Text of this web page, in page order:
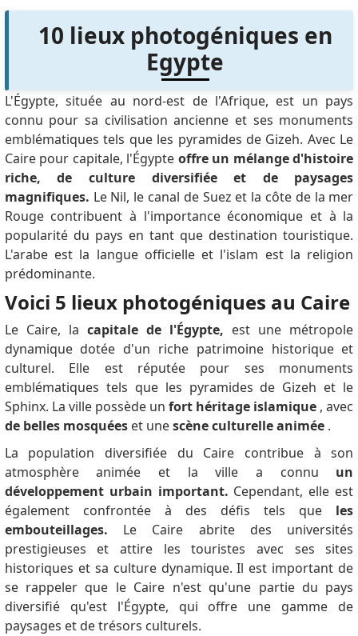
10 lieux photogéniques en
Egypte
L'Égypte, située au nord-est de l'Afrique, est un pays
connu pour sa civilisation ancienne et ses monuments
emblématiques tels que les pyramides de Gizeh. Avec Le
Caire pour capitale, l'Égypte offre un mélange d'histoire
riche, de culture diversifiée et de paysages
magnifiques. Le Nil, le canal de Suez et la côte de la mer
Rouge contribuent à l'importance économique et à la
popularité du pays en tant que destination touristique.
L'arabe est la langue officielle et l'islam est la religion
prédominante.
Voici 5 lieux photogéniques au Caire
Le Caire, la capitale de l'Égypte, est une métropole
dynamique dotée d'un riche patrimoine historique et
culturel. Elle est réputée pour ses monuments
emblématiques tels que les pyramides de Gizeh et le
Sphinx. La ville possède unfort héritage islamique , avec
de belles mosquéeset unescène culturelle animée.
La population diversifiée du Caire contribue à son
atmosphère animée et la ville a connu un
développement urbain important. Cependant, elle est
également confrontée à des défis tels que les
embouteillages. Le Caire abrite des universités
prestigieuses et attire les touristes avec ses sites
historiques et sa culture dynamique.Il est important de
se rappeler que le Caire n'est qu'une partie du pays
diversifié qu'est l'Égypte, qui offre une gamme de
paysages et de trésors culturels.